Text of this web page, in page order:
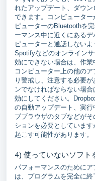
れたアップデート、ダウ
できます。コンピュータ
ピューターのBluetoothを
ーマンス中に近くにある
ピューターと通話しない
Spotifyなどのオンライン
効にできない場合は、作
コンピューター上の他の
り警戒し、注意する必要
ンでなければならない場
効にしてください。
の自動アップデート、実
ブブラウザのタブなどが
ションを必要としていま
起こす可能性があります。
4) 使っていないソフト
パフォーマンスのために
は、プログラムを完全に